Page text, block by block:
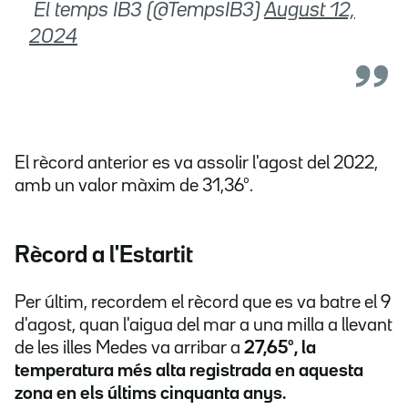
 El temps IB3 (@TempsIB3)August 12,
2024
El rècord anterior es va assolir l'agost del 2022,
amb un valor màxim de 31,36º.
Rècord a l'Estartit
Per últim, recordem el rècord que es va batre el 9
d'agost, quan l'aigua del mar a una milla a llevant
de les illes Medes va arribar a 27,65º, la
temperatura més alta registrada en aquesta
zona en els últims cinquanta anys.